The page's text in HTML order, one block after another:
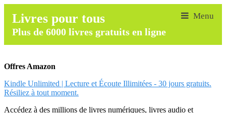
Livres pour tous
Plus de 6000 livres gratuits en ligne
Offres Amazon
Kindle Unlimited | Lecture et Écoute Illimitées - 30 jours gratuits.
Résiliez à tout moment.
Accédez à des millions de livres numériques, livres audio et